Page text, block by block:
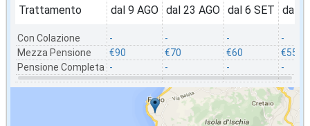
Trattamento
Con Colazione
Mezza Pensione
Pensione Completa
dal 9 AGO
-
€90
-
dal 23 AGO
-
€70
-
dal 6 SET
-
€60
-
dal
-
€55
-